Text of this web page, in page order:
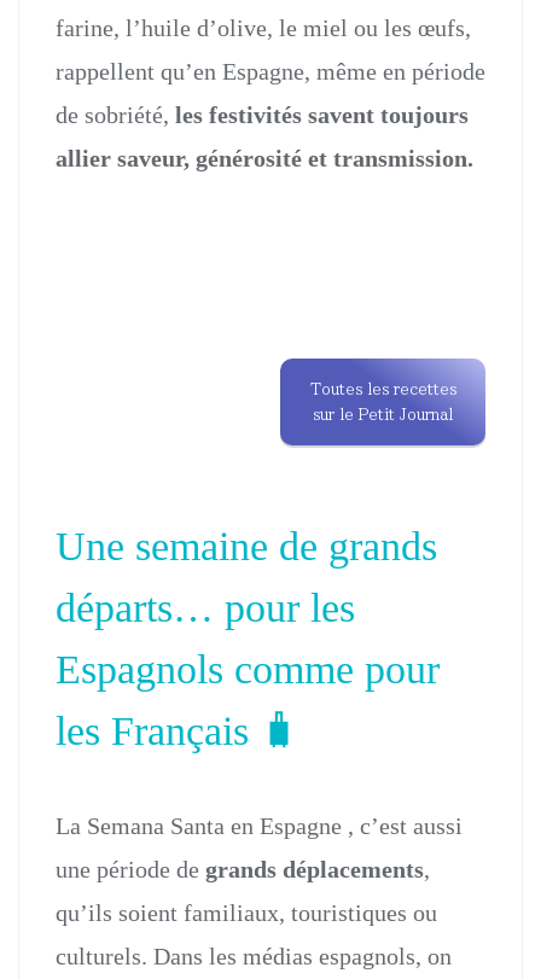
farine, l’huile d’olive, le miel ou les œufs,
rappellent qu’en Espagne, même en période
de sobriété, les festivités savent toujours
allier saveur, générosité et transmission.
Toutes les recettes
sur le Petit Journal
Une semaine de grands
départs… pour les
Espagnols comme pour
les Français 🧳
La Semana Santa en Espagne , c’est aussi
une période de grands déplacements,
qu’ils soient familiaux, touristiques ou
culturels. Dans les médias espagnols, on